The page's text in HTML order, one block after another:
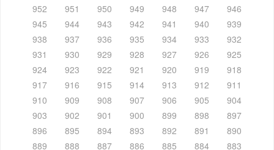
952
951 950 949 948 947
946
945
944 943 942 941 940
939
938
937 936 935 934 933
932
931
930 929 928 927 926
925
924
923 922 921 920 919
918
917
916 915 914 913 912
911
910
909 908 907 906 905
904
903
902 901 900 899 898
897
896
895 894 893 892 891
890
889
888 887 886 885 884
883